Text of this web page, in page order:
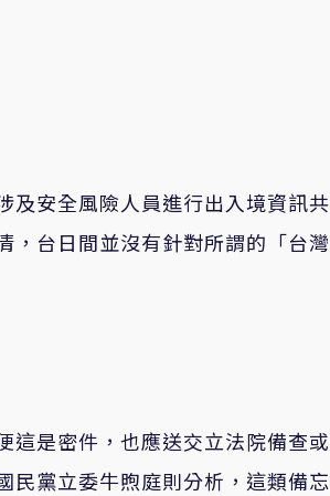
及安全風險人員進行出入境資訊共
，台日間並沒有針對所謂的「台灣
這是密件，也應送交立法院備查或
民黨立委牛煦庭則分析，這類備忘